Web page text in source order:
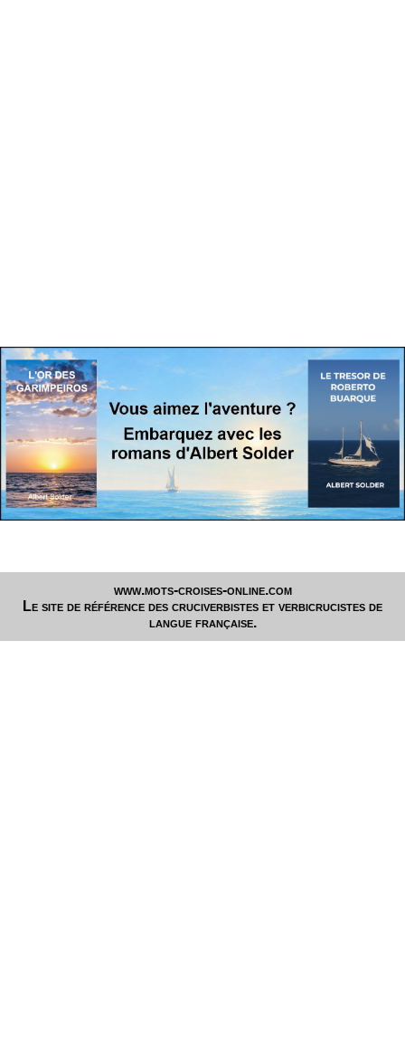
www.mots-croises-online.com
Le site de référence des cruciverbistes et verbicrucistes de
langue française.